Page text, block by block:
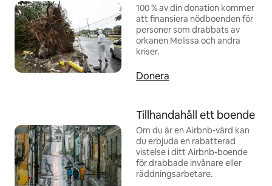
100 % av din donation kommer
att finansiera nödboenden för
personer som drabbats av
orkanen Melissa och andra
kriser.
Donera
Tillhandahåll ett boende
Om du är en Airbnb-värd kan
du erbjuda en rabatterad
vistelse i ditt Airbnb-boende
för drabbade invånare eller
räddningsarbetare.